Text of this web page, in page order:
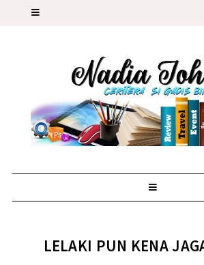
LELAKI PUN KENA